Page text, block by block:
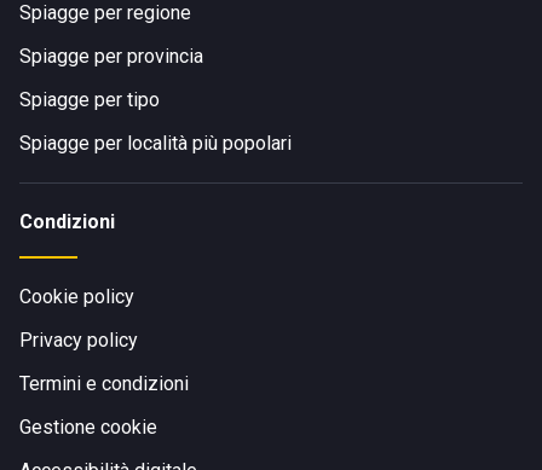
Spiagge per regione
Spiagge per provincia
Spiagge per tipo
Spiagge per località più popolari
Condizioni
Cookie policy
Privacy policy
Termini e condizioni
Gestione cookie